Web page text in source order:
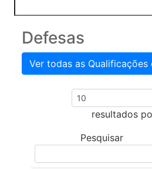
Defesas
Ver todas as Qualificações
resultados
Pesquisar